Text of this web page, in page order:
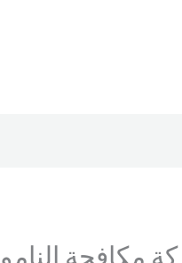
مكافحة